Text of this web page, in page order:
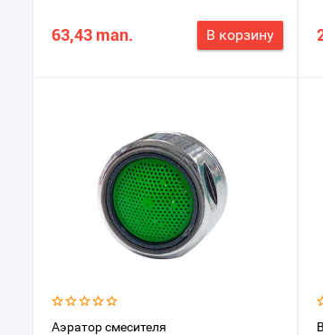
63,43 man. В корзину
Аэратор смесителя